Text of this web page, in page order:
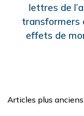
lettres de
transformers
effets de
Articles plus anciens